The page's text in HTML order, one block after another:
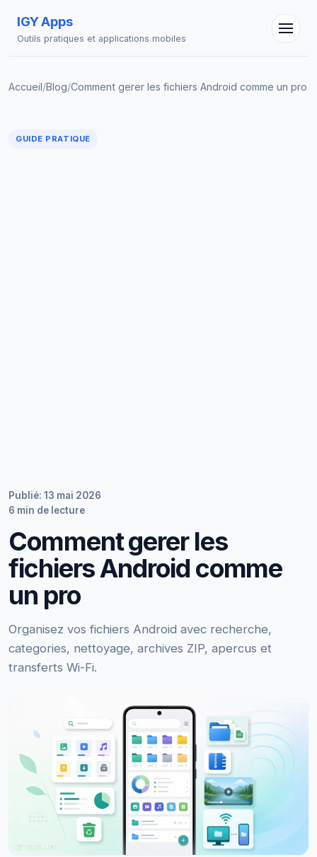
IGY Apps
Outils pratiques et applications mobiles
Accueil/Blog/Comment gerer les fichiers Android comme un pro
GUIDE PRATIQUE
Publié: 13 mai 2026
6 min de lecture
Comment gerer les
fichiers Android comme
un pro
Organisez vos fichiers Android avec recherche,
categories, nettoyage, archives ZIP, apercus et
transferts Wi-Fi.
En ligne — Posez vos questions